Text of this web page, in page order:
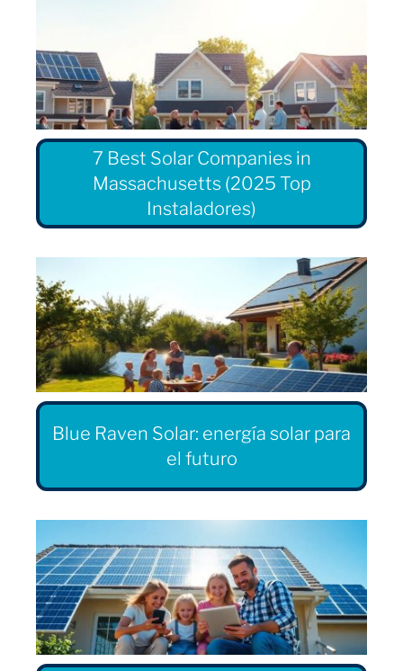
7 Best Solar Companies in
Massachusetts (2025 Top
Instaladores)
Blue Raven Solar: energía solar para
el futuro